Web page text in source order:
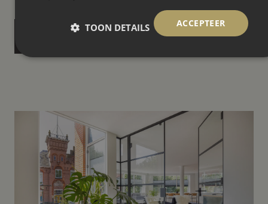
MEER OVER AANKOOPBEGELEIDING
ACCEPTEER
TOON DETAILS